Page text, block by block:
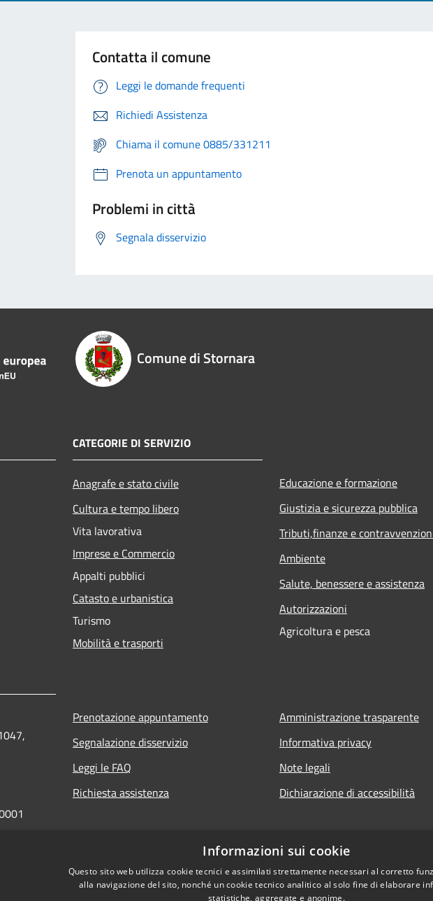
Contatta il comune
Leggi le domande frequenti
Richiedi Assistenza
Chiama il comune 0885/331211
Prenota un appuntamento
Problemi in città
Segnala disservizio
Comune di Stornara
CATEGORIE DI SERVIZIO
Anagrafe e stato civile
Cultura e tempo libero
Vita lavorativa
Imprese e Commercio
Appalti pubblici
Catasto e urbanistica
Turismo
Mobilità e trasporti
Educazione e formazione
Giustizia e sicurezza pubblica
Tributi,finanze e
Ambiente
Salute, benessere e assistenza
Autorizzazioni
Agricoltura e pesca
Prenotazione appuntamento
Segnalazione disservizio
Leggi le FAQ
Richiesta assistenza
Amministrazione trasparente
Informativa privacy
Note legali
Dichiarazione di accessibilità
Informazioni sui cookie
Questo sito web utilizza cookie tecnici e assimilati strettamente necessari al corretto
alla navigazione del sito, nonché un cookie tecnico analitico al solo fine di elaborare
statistiche, aggregate e anonime.